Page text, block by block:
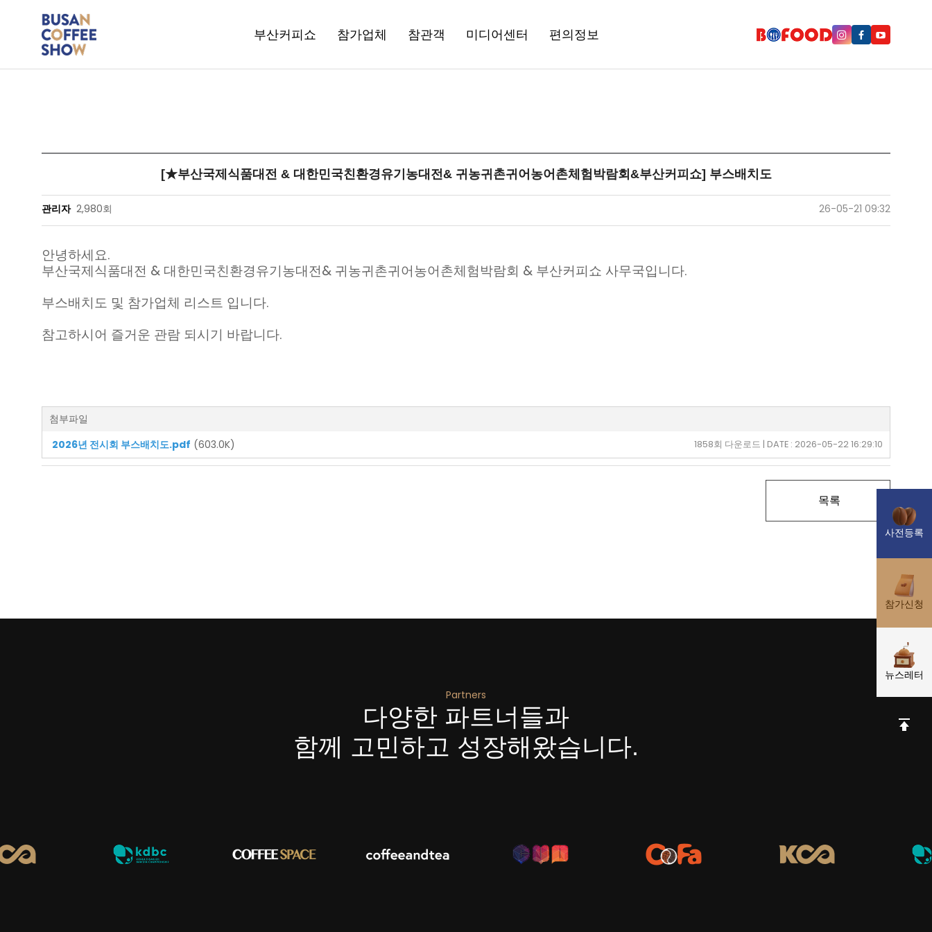
부산커피쇼 참가업체 참관객 미디어센터 편의정보
[★부산국제식품대전 & 대한민국친환경유기농대전& 귀농귀촌귀어농어촌체험박람회&부산커피쇼] 부스배치도
관리자 2,980회 26-05-21 09:32
안녕하세요.
부산국제식품대전 & 대한민국친환경유기농대전& 귀농귀촌귀어농어촌체험박람회 & 부산커피쇼 사무국입니다.
부스배치도 및 참가업체 리스트 입니다.
참고하시어 즐거운 관람 되시기 바랍니다.
첨부파일
2026년 전시회 부스배치도.pdf (603.0K) 1858회 다운로드 | DATE : 2026-05-22 16:29:10
목록
Partners
다양한 파트너들과
함께 고민하고 성장해왔습니다.
사전등록
참가신청
뉴스레터